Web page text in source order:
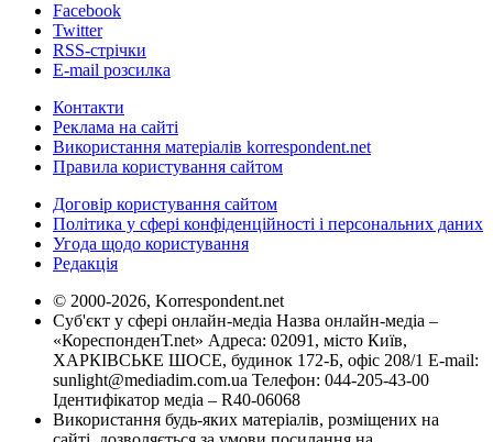
Facebook
Twitter
RSS-стрічки
E-mail розсилка
Контакти
Реклама на сайті
Використання матеріалів korrespondent.net
Правила користування сайтом
Договір користування сайтом
Політика у сфері конфіденційності і персональних даних
Угода щодо користування
Редакція
© 2000-2026, Korrespondent.net
Суб'єкт у сфері онлайн-медіа Назва онлайн-медіа –
«КореспонденТ.net» Адреса: 02091, місто Київ,
ХАРКІВСЬКЕ ШОСЕ, будинок 172-Б, офіс 208/1 E-mail:
sunlight@mediadim.com.ua Телефон: 044-205-43-00
Ідентифікатор медіа – R40-06068
Використання будь-яких матеріалів, розміщених на